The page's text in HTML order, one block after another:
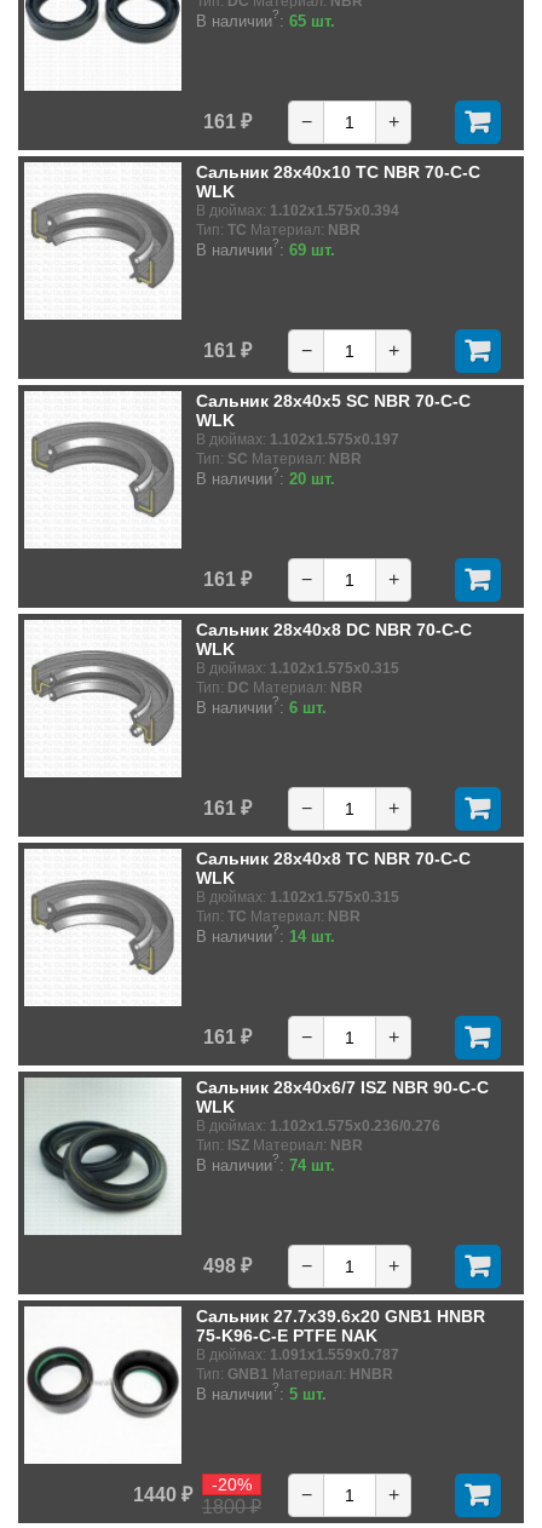
В наличии?: 65 шт.
161 ₽ − +
Сальник 28x40x10 TC NBR 70-C-C
WLK
В дюймах: 1.102x1.575x0.394
Тип: TC Материал: NBR
В наличии?: 69 шт.
161 ₽ − +
Сальник 28x40x5 SC NBR 70-C-C
WLK
В дюймах: 1.102x1.575x0.197
Тип: SC Материал: NBR
В наличии?: 20 шт.
161 ₽ − +
Сальник 28x40x8 DC NBR 70-C-C
WLK
В дюймах: 1.102x1.575x0.315
Тип: DC Материал: NBR
В наличии?: 6 шт.
161 ₽ − +
Сальник 28x40x8 TC NBR 70-C-C
WLK
В дюймах: 1.102x1.575x0.315
Тип: TC Материал: NBR
В наличии?: 14 шт.
161 ₽ − +
Сальник 28x40x6/7 ISZ NBR 90-C-C
WLK
В дюймах: 1.102x1.575x0.236/0.276
Тип: ISZ Материал: NBR
В наличии?: 74 шт.
498 ₽ − +
Сальник 27.7x39.6x20 GNB1 HNBR
75-K96-C-E PTFE NAK
В дюймах: 1.091x1.559x0.787
Тип: GNB1 Материал: HNBR
В наличии?: 5 шт.
1440 ₽
1800 ₽
-20% − +